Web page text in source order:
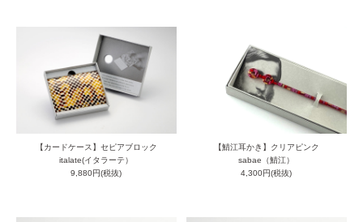
【カードケース】セピアブロック
italate(イタラーテ）
9,880円(税抜)
【鯖江耳かき】クリアピンク
sabae（鯖江）
4,300円(税抜)